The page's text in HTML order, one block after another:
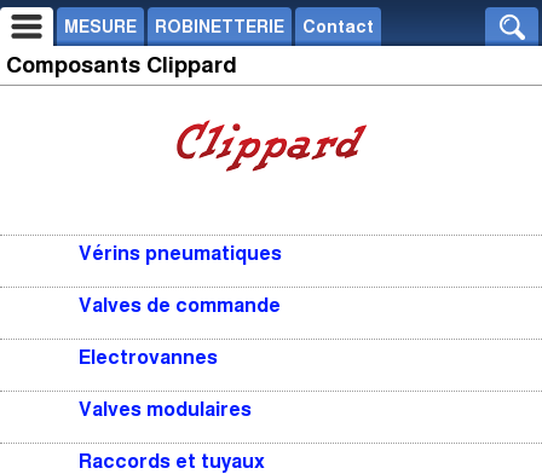
MESURE ROBINETTERIE Contact
Composants Clippard
Vérins pneumatiques
Valves de commande
Electrovannes
Valves modulaires
Raccords et tuyaux